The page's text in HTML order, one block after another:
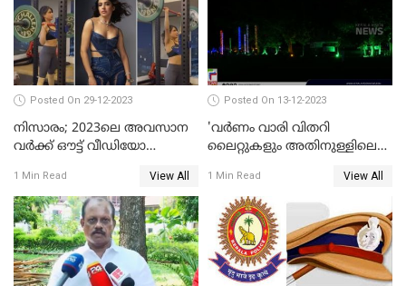
Posted On 29-12-2023
നിസാരം; 2023ലെ അവസാന
വർക്ക് ഔട്ട് വീഡിയോ
1 Min Read View All
Posted On 13-12-2023
'വര്‍ണം വാരി വിതറി
ലൈറ്റുകളും അതിനുള്ളിലെ
അണിഞ്ഞൊരുങ്ങി എസ് ബി
കോളേജ് മൈതാനം
1 Min Read View All